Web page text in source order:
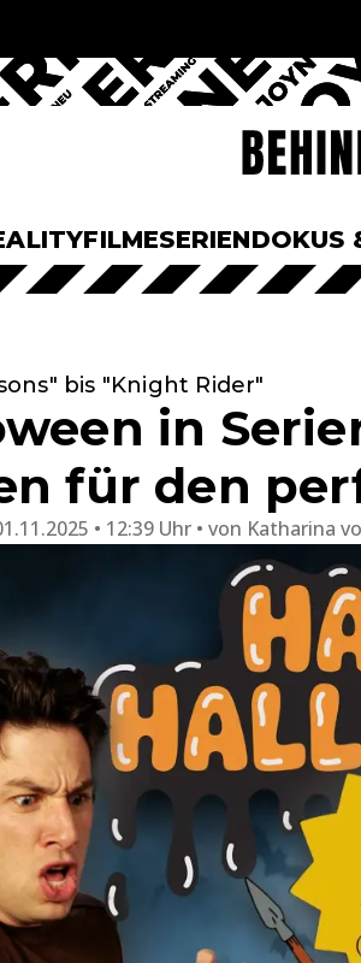
FILMESERIENDOKUS
bis "Knight Rider"
in
für den
• 12:39 Uhr von Katharina